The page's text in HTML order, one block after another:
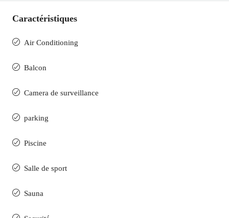
Caractéristiques
Air Conditioning
Balcon
Camera de surveillance
parking
Piscine
Salle de sport
Sauna